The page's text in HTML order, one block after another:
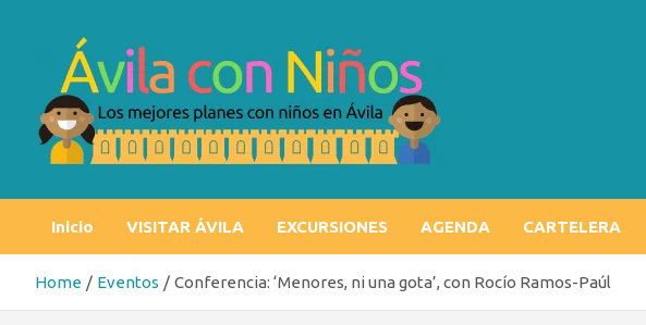
Inicio VISITAR ÁVILA EXCURSIONES AGENDA CARTELERA
Home Eventos Conferencia: ‘Menores, ni una gota’, con Rocío Ramos-Paúl